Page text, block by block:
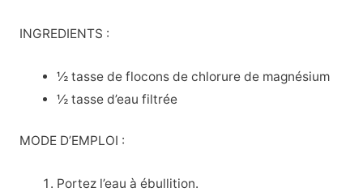
INGREDIENTS :
½ tasse de flocons de chlorure de magnésium
½ tasse d’eau filtrée
MODE D’EMPLOI :
Portez l’eau à ébullition.